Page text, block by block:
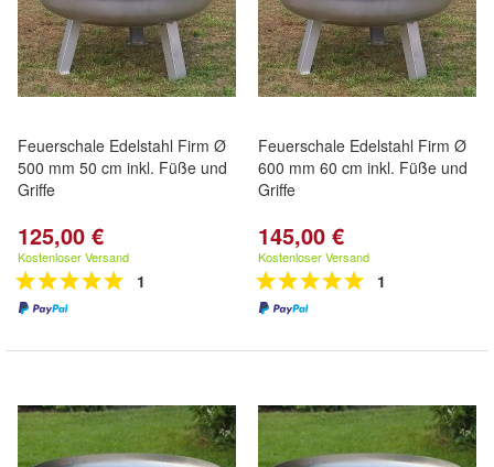
Feuerschale Edelstahl Firm Ø
500 mm 50 cm inkl. Füße und
Griffe
125,00 €
Kostenloser Versand
1
Feuerschale Edelstahl Firm Ø
600 mm 60 cm inkl. Füße und
Griffe
145,00 €
Kostenloser Versand
1